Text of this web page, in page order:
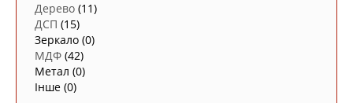
Дерево (11)
ДСП (15)
Зеркало (0)
МДФ (42)
Метал (0)
Інше (0)